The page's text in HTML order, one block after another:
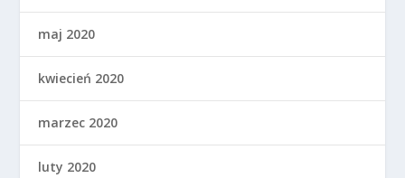
maj 2020
kwiecień 2020
marzec 2020
luty 2020